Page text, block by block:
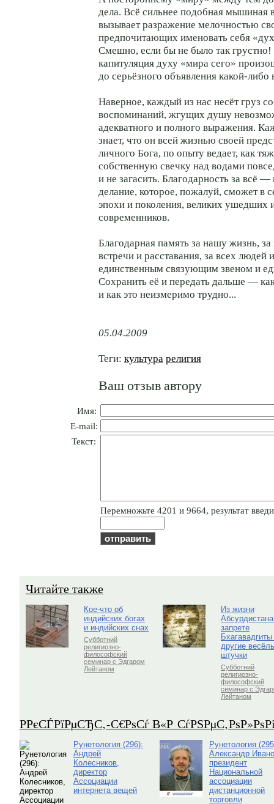
дела. Всё сильнее подобная мышиная
вызывает разражение мелочностью
предпочитающих именовать себя
Смешно, если бы не было так грустно!
капитуляция духу «мира сего»
до серьёзного объявления какой-либо
Наверное, каждый из нас несёт груз
воспоминаний, жгущих душу
адекватного и полного выражения.
знает, что он всей жизнью своей
личного Бога, по опыту ведает, как
собственную свечку над водами
и не загасить. Благодарность за всё
делание, которое, пожалуй, сможет в
эпохи и поколения, великих ушедших
современников.
Благодарная память за нашу жизнь,
встречи и расставания, за всех людей
единственным связующим звеном и
Сохранить её и передать дальше —
и как это неизмеримо трудно...
05.04.2009
Теги: культура религия
Ваш отзыв автору
Имя:
E-mail:
Текст:
Пepeмнoжьтe 4201 и 9664, результат
Читайте также
Кое-что об
индийских богах
и индийских снах
Субботний
религиозно-
философский
семинар с Эдгаром
Лейтаном
Из жизни
запрете
Бхагавадгиты
другие
штучки
Субботний
религиозно-
философский
семинар с
Лейтаном
Р­РєСЃРїРµСЂС‚-С€РѕСѓ В«Р
Рунетология (296):
Андрей
Колесников,
директор
Ассоциации
интернета вещей
Рунетология
Александр
президент
Национальной
ассоциации
дистанционной
торговли